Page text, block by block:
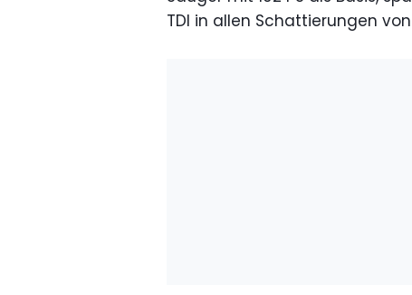
TDI in allen Schattierungen